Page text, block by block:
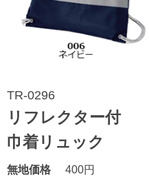
TR-0296
リフレクター付
巾着リュック
無地価格 400円